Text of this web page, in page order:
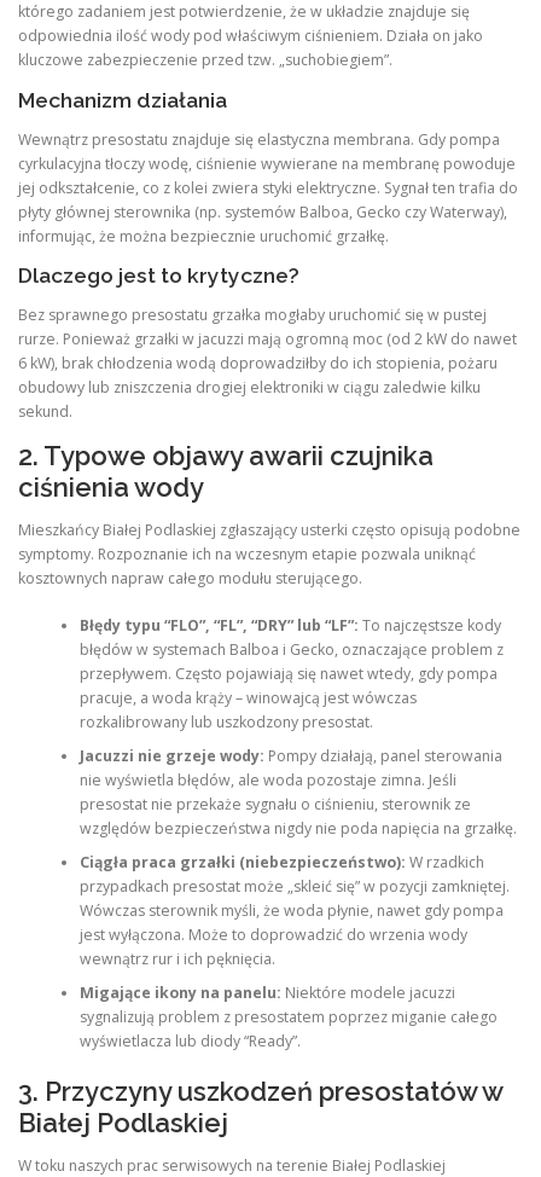
którego zadaniem jest potwierdzenie, że w układzie znajduje się
odpowiednia ilość wody pod właściwym ciśnieniem. Działa on jako
kluczowe zabezpieczenie przed tzw. „suchobiegiem”.
Mechanizm działania
Wewnątrz presostatu znajduje się elastyczna membrana. Gdy pompa
cyrkulacyjna tłoczy wodę, ciśnienie wywierane na membranę powoduje
jej odkształcenie, co z kolei zwiera styki elektryczne. Sygnał ten trafia do
płyty głównej sterownika (np. systemów Balboa, Gecko czy Waterway),
informując, że można bezpiecznie uruchomić grzałkę.
Dlaczego jest to krytyczne?
Bez sprawnego presostatu grzałka mogłaby uruchomić się w pustej
rurze. Ponieważ grzałki w jacuzzi mają ogromną moc (od 2 kW do nawet
6 kW), brak chłodzenia wodą doprowadziłby do ich stopienia, pożaru
obudowy lub zniszczenia drogiej elektroniki w ciągu zaledwie kilku
sekund.
2. Typowe objawy awarii czujnika
ciśnienia wody
Mieszkańcy Białej Podlaskiej zgłaszający usterki często opisują podobne
symptomy. Rozpoznanie ich na wczesnym etapie pozwala uniknąć
kosztownych napraw całego modułu sterującego.
Błędy typu “FLO”, “FL”, “DRY” lub “LF”: To najczęstsze kody
błędów w systemach Balboa i Gecko, oznaczające problem z
przepływem. Często pojawiają się nawet wtedy, gdy pompa
pracuje, a woda krąży – winowajcą jest wówczas
rozkalibrowany lub uszkodzony presostat.
Jacuzzi nie grzeje wody: Pompy działają, panel sterowania
nie wyświetla błędów, ale woda pozostaje zimna. Jeśli
presostat nie przekaże sygnału o ciśnieniu, sterownik ze
względów bezpieczeństwa nigdy nie poda napięcia na grzałkę.
Ciągła praca grzałki (niebezpieczeństwo): W rzadkich
przypadkach presostat może „skleić się” w pozycji zamkniętej.
Wówczas sterownik myśli, że woda płynie, nawet gdy pompa
jest wyłączona. Może to doprowadzić do wrzenia wody
wewnątrz rur i ich pęknięcia.
Migające ikony na panelu: Niektóre modele jacuzzi
sygnalizują problem z presostatem poprzez miganie całego
wyświetlacza lub diody “Ready”.
3. Przyczyny uszkodzeń presostatów w
Białej Podlaskiej
W toku naszych prac serwisowych na terenie Białej Podlaskiej